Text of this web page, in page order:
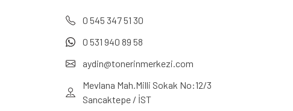
0 545 347 51 30
0 531 940 89 58
aydin@tonerinmerkezi.com
Mevlana Mah.Milli Sokak No:12/3
Sancaktepe / İST